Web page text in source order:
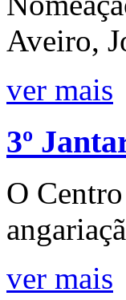
Aveiro,
ver mais
3º
O
ver mais